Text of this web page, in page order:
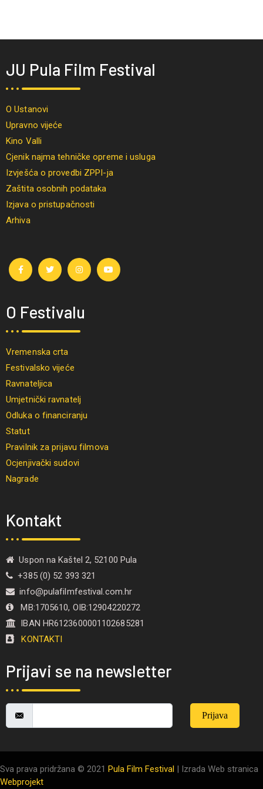
JU Pula Film Festival
O Ustanovi
Upravno vijeće
Kino Valli
Cjenik najma tehničke opreme i usluga
Izvješća o provedbi ZPPI-ja
Zaštita osobnih podataka
Izjava o pristupačnosti
Arhiva
O Festivalu
Vremenska crta
Festivalsko vijeće
Ravnateljica
Umjetnički ravnatelj
Odluka o financiranju
Statut
Pravilnik za prijavu filmova
Ocjenjivački sudovi
Nagrade
Kontakt
Uspon na Kaštel 2, 52100 Pula
+385 (0) 52 393 321
info@pulafilmfestival.com.hr
MB:1705610, OIB:12904220272
IBAN HR6123600001102685281
KONTAKTI
Prijavi se na newsletter
Prijava
Sva prava pridržana © 2021 Pula Film Festival | Izrada Web stranica
Webprojekt